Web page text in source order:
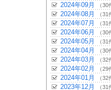
2024年09月 （30
2024年08月 （31
2024年07月 （31
2024年06月 （30
2024年05月 （31
2024年04月 （30
2024年03月 （32
2024年02月 （29
2024年01月 （32
2023年12月 （31